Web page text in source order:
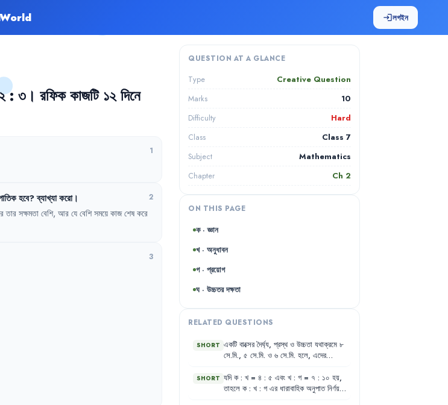
loginলগইন
: ৩ । রফিক কাজটি ১২ দিনে
1
হবে?ব্যাখ্যাকরো। 2
তার সক্ষমতা বেশি, আর যে বেশি সময়ে কাজ শেষ করে
3
QUESTION AT A GLANCE
Type Creative Question
Marks 10
Difficulty Hard
Class Class 7
Subject Mathematics
Chapter Ch 2
ON THIS PAGE
ক · জ্ঞান
খ · অনুধাবন
গ · প্রয়োগ
ঘ · উচ্চতর দক্ষতা
RELATED QUESTIONS
SHORT একটি বাক্সের দৈর্ঘ্য, প্রস্থ ও উচ্চতা যথাক্রমে ৮
সে.মি., ৫ সে.মি. ও ৬ সে.মি. হলে, এদের
SHORT যদি ক : খ = ৪ : ৫ এবং খ : গ = ৭ : ১০ হয়,
তাহলে ক : খ : গ এর ধারাবাহিক অনুপাত নির্ণয়